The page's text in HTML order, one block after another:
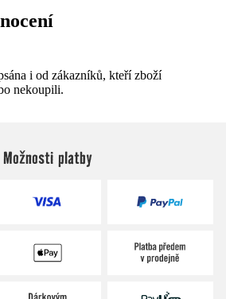
i od zákazníků, kteří zboží
nekoupili.
Možnosti platby